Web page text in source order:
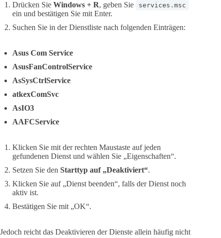
Drücken Sie Windows + R, geben Sie services.msc
ein und bestätigen Sie mit Enter.
Suchen Sie in der Dienstliste nach folgenden Einträgen:
Asus Com Service
AsusFanControlService
AsSysCtrlService
atkexComSvc
AsIO3
AAFCService
Klicken Sie mit der rechten Maustaste auf jeden
gefundenen Dienst und wählen Sie „Eigenschaften“.
Setzen Sie den Starttyp auf „Deaktiviert“.
Klicken Sie auf „Dienst beenden“, falls der Dienst noch
aktiv ist.
Bestätigen Sie mit „OK“.
Jedoch reicht das Deaktivieren der Dienste allein häufig nicht